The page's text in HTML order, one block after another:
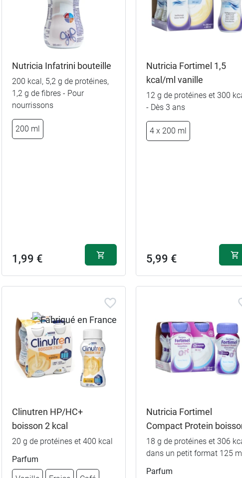
Nutricia Infatrini bouteille
200 kcal, 5,2 g de protéines,
1,2 g de fibres - Pour
nourrissons
200 ml
1,99 €
Nutricia Fortimel 1,5
kcal/ml vanille
12 g de protéines et 300
- Dès 3 ans
4 x 200 ml
5,99 €
Clinutren HP/HC+
boisson 2 kcal
20 g de protéines et 400 kcal
Parfum
Nutricia Fortimel
Compact Protein
18 g de protéines et 306
dans un petit format 125
Parfum